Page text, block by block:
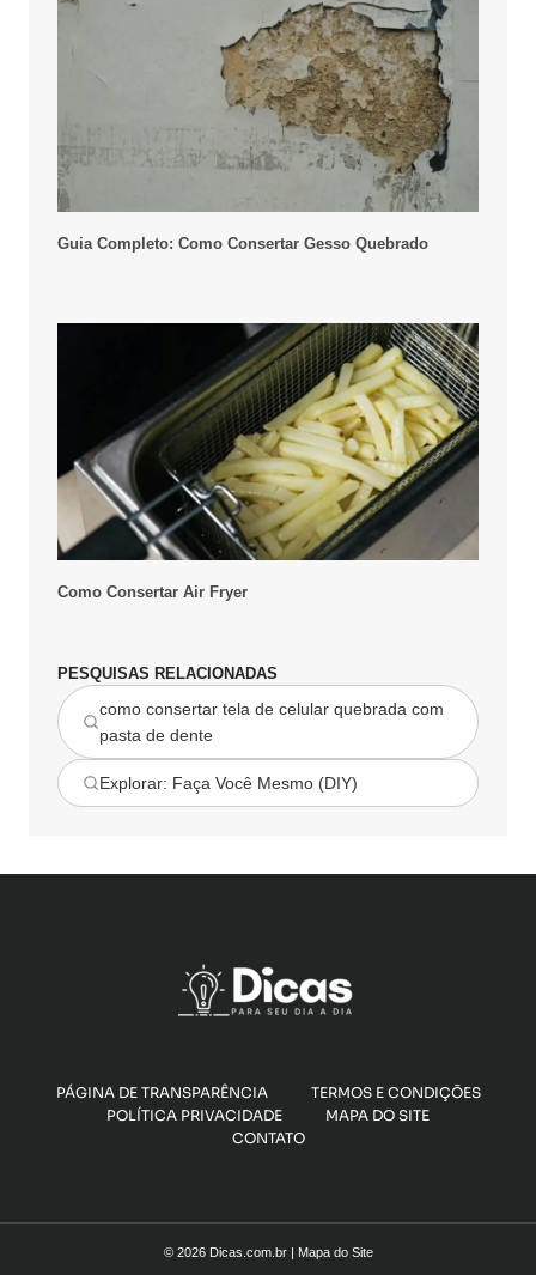
Guia Completo: Como Consertar Gesso Quebrado
Como Consertar Air Fryer
PESQUISAS RELACIONADAS
como consertar tela de celular quebrada com
pasta de dente
Explorar: Faça Você Mesmo (DIY)
PÁGINA DE TRANSPARÊNCIA
TERMOS E CONDIÇÕES
POLÍTICA PRIVACIDADE
MAPA DO SITE
CONTATO
© 2026 Dicas.com.br | Mapa do Site